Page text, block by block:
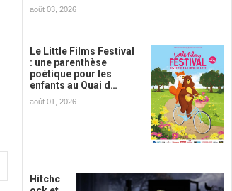
août 03, 2026
Le Little Films Festival
: une parenthèse
poétique pour les
enfants au Quai d…
août 01, 2026
Hitchc